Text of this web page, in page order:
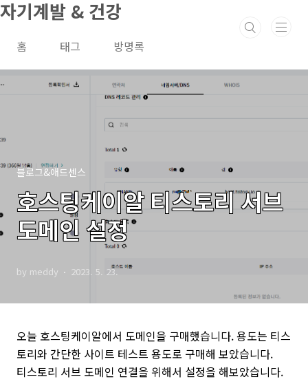
본문 바로가기
자기계발 & 건강
홈 태그 방명록
블로그&애드센스
호스팅케이알 티스토리 서브
도메인 설정
by meddy 2023. 5. 23.
오늘 호스팅케이알에서 도메인을 구매했습니다. 용도는 티스
토리와 간단한 사이트 테스트 용도로 구매해 보았습니다.
티스토리 서브 도메인 연결을 위해서 설정을 해보았습니다.